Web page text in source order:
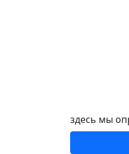
здесь мы